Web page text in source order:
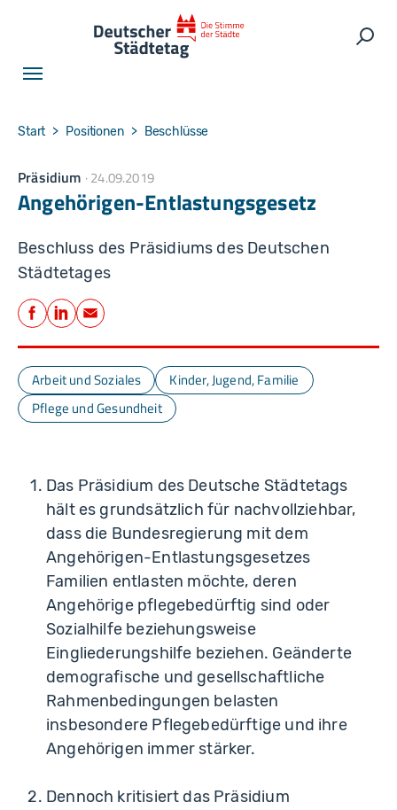
You are here:
Start Positionen Beschlüsse
Präsidium 24.09.2019
Angehörigen-Entlastungsgesetz
Beschluss des Präsidiums des Deutschen
Städtetages
Teilen
Facebook
LinkedIn
E-Mail
Arbeit und Soziales
Kinder, Jugend, Familie
Pflege und Gesundheit
Das Präsidium des Deutsche Städtetags
hält es grundsätzlich für nachvollziehbar,
dass die Bundesregierung mit dem
Angehörigen-Entlastungsgesetzes
Familien entlasten möchte, deren
Angehörige pflegebedürftig sind oder
Sozialhilfe beziehungsweise
Eingliederungshilfe beziehen. Geänderte
demografische und gesellschaftliche
Rahmenbedingungen belasten
insbesondere Pflegebedürftige und ihre
Angehörigen immer stärker.
Dennoch kritisiert das Präsidium